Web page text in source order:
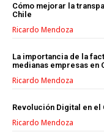
Cómo mejorar la
Chile
Ricardo Mendoza
La importancia de la
medianas empresas en
Ricardo Mendoza
Revolución Digital en el
Ricardo Mendoza